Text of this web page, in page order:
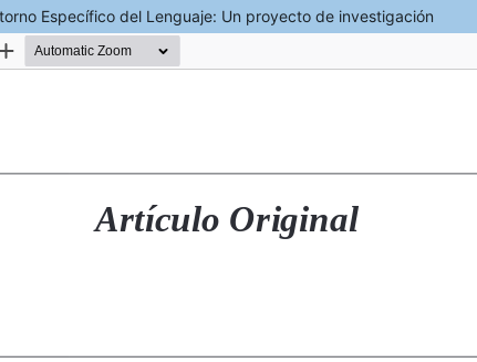
Específico del Lenguaje: Un proyecto de investigación